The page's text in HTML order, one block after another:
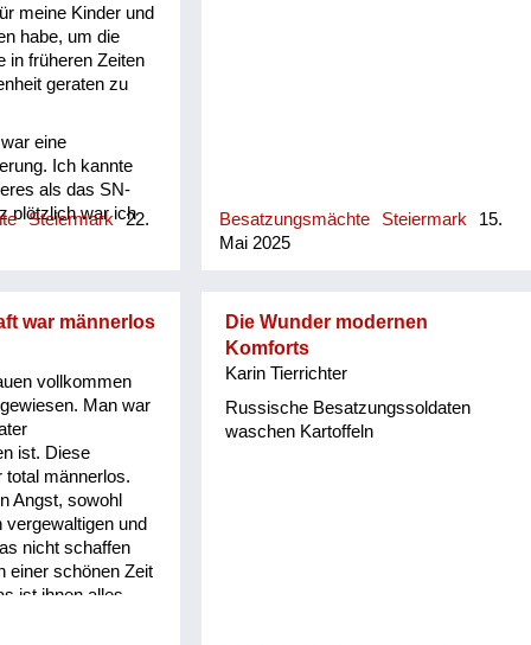
meine Kinder und
habe, um die
in früheren Zeiten
geraten zu
eine
Ich kannte
als das SN-
plötzlich war ich
mehr. Total
alleinigen „Heil
„Guten
Abend“ oder
So passierte
oft noch lange,
Lehrers in die
die rechte
schnellte, so wie
beigebracht
eine allgemeine
Stimmungslage,
dass der Krieg zu
Steiermark 22.
Besatzungsmächte Steiermark
15.
Mai 2025
war männerlos
vollkommen
Man war
ist. Diese
männerlos.
Angst, sowohl
und
nicht schaffen
einer schönen Zeit
ist ihnen alles
Die Wunder modernen
Komforts
Karin Tierrichter
Russische Besatzungssoldaten
waschen Kartoffeln